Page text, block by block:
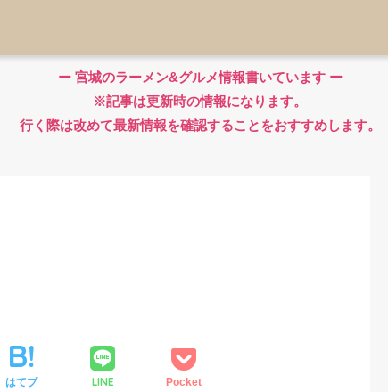
ー 宮城のラーメン&グルメ情報書いています ー
※記事は更新時の情報になります。
行く際は改めて最新情報を確認することをおすすめします。
はてブ LINE Pocket